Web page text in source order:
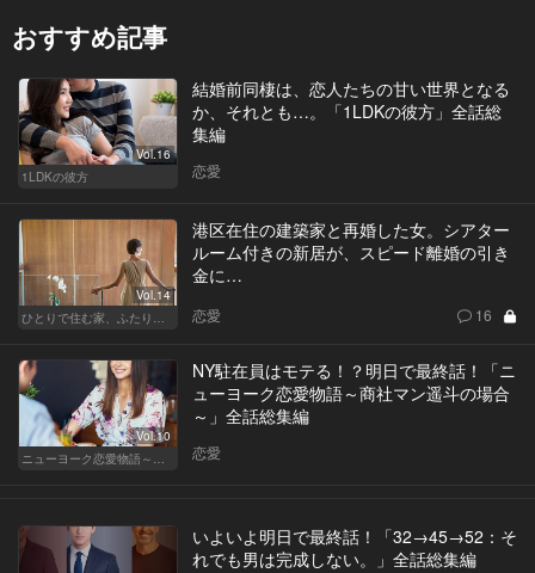
おすすめ記事
Vol.16
1LDKの彼方
結婚前同棲は、恋人たちの甘い世界となる
か、それとも…。「1LDKの彼方」全話総
集編
恋愛
Vol.14
ひとりで住む家、ふたりで棲む家
港区在住の建築家と再婚した女。シアター
ルーム付きの新居が、スピード離婚の引き
金に…
恋愛 16
Vol.10
ニューヨーク恋愛物語～商社マン遥斗の場合～
NY駐在員はモテる！？明日で最終話！「ニ
ューヨーク恋愛物語～商社マン遥斗の場合
～」全話総集編
恋愛
いよいよ明日で最終話！「32→45→52：そ
れでも男は完成しない。」全話総集編